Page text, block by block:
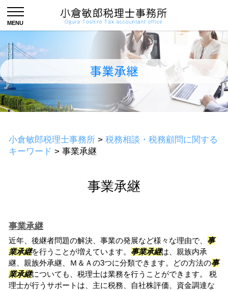
事業承継
小倉敏郎税理士事務所 > 税務相談・税務顧問に関する
キーワード > 事業承継
事業承継
事業承継
近年、後継者問題の解決、事業の発展など様々な理由で、 事
業承継を行うことが増えています。 事業承継は、親族内承
継、親族外承継、Ｍ＆Ａの3つに分類できます。どの方法の事
業承継についても、税理士は業務を行うことができます。 税
理士が行うサポートは、主に税務、自社株評価、資金調達な